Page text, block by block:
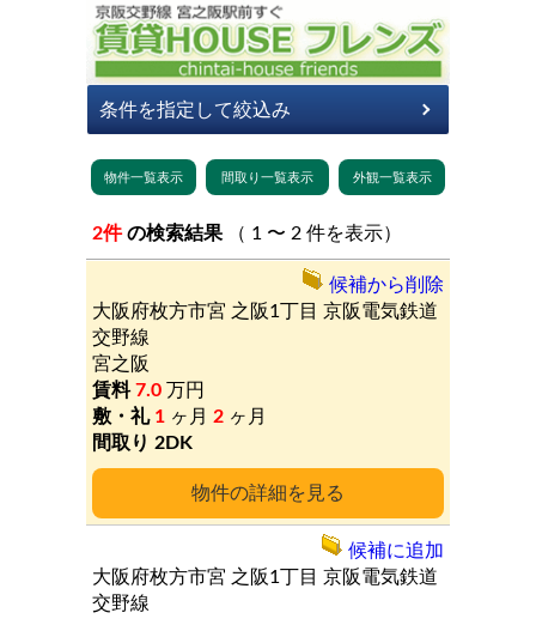
2件 の検索結果 （ 1 〜 2 件を表示）
詳細
大阪府枚方市宮 之阪1丁目 京阪電気鉄道
交野線
宮之阪
7.0 万円
1 ヶ月 2 ヶ月
2DK
候補から削除
大阪府枚方市宮 之阪1丁目 京阪電気鉄道
交野線
候補に追加